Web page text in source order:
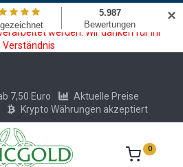
und Krypto Bezahlmodul. In der
können keine Krypto oder
werden. Wir danken für Ihr
Verständnis
7,50 Euro
Aktuelle Preise
Krypto Währungen akzeptiert
0
✕